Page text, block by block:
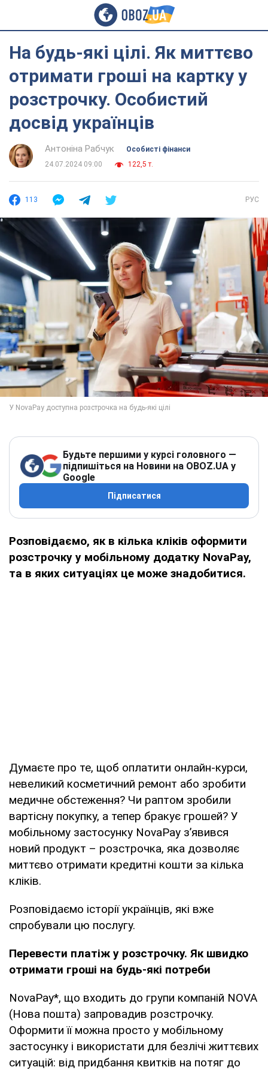
На будь-які цілі. Як миттєво
отримати гроші на картку у
розстрочку. Особистий
досвід українців
Антоніна Рабчук
Особисті фінанси
24.07.2024 09:00
122,5 т.
113 РУС
Будьте першими у курсі головного —
підпишіться на Новини на OBOZ.UA у
Google
Підписатися
Розповідаємо, як в кілька кліків оформити
розстрочку у мобільному додатку NovaPay,
та в яких ситуаціях це може знадобитися.
Думаєте про те, щоб оплатити онлайн-курси,
невеликий косметичний ремонт або зробити
медичне обстеження? Чи раптом зробили
вартісну покупку, а тепер бракує грошей? У
мобільному застосунку NovaPay з’явився
новий продукт – розстрочка, яка дозволяє
миттєво отримати кредитні кошти за кілька
кліків.
Розповідаємо історії українців, які вже
спробували цю послугу.
Перевести платіж у розстрочку. Як швидко
отримати гроші на будь-які потреби
NovaPay*, що входить до групи компаній NOVA
(Нова пошта) запровадив розстрочку.
Оформити її можна просто у мобільному
застосунку і використати для безлічі життєвих
ситуацій: від придбання квитків на потяг до